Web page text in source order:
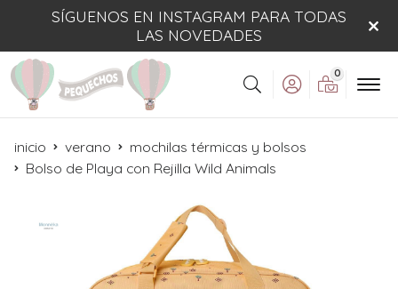
SÍGUENOS EN INSTAGRAM PARA TODAS
LAS NOVEDADES
Buscar
0
inicio verano
mochilas térmicas y bolsos
Bolso de Playa con Rejilla Wild Animals